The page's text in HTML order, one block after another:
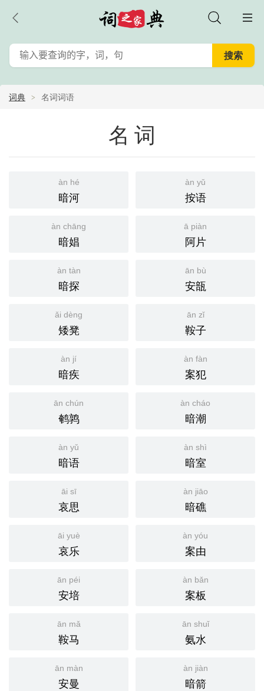
词典 名词词语
名词
àn hé
暗河
àn yǔ
按语
àn chāng
暗娼
ā piàn
阿片
àn tàn
暗探
ān bù
安瓿
ǎi dèng
矮凳
ān zǐ
鞍子
àn jí
暗疾
àn fàn
案犯
ān chún
鹌鹑
àn cháo
暗潮
àn yǔ
暗语
àn shì
暗室
āi sī
哀思
àn jiāo
暗礁
āi yuè
哀乐
àn yóu
案由
ān péi
安培
àn bǎn
案板
ān mǎ
鞍马
ān shuǐ
氨水
ān màn
安曼
àn jiàn
暗箭